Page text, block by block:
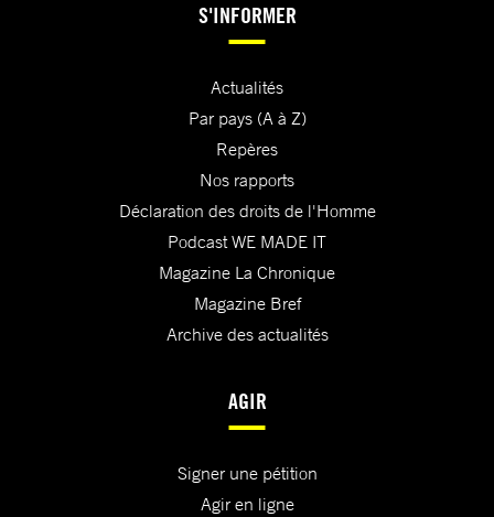
S'INFORMER
Actualités
Par pays (A à Z)
Repères
Nos rapports
Déclaration des droits de l'Homme
Podcast WE MADE IT
Magazine La Chronique
Magazine Bref
Archive des actualités
AGIR
Signer une pétition
Agir en ligne